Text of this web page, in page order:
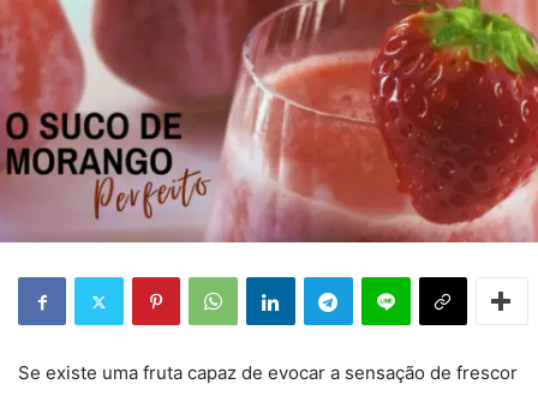
Se existe uma fruta capaz de evocar a sensação de frescor